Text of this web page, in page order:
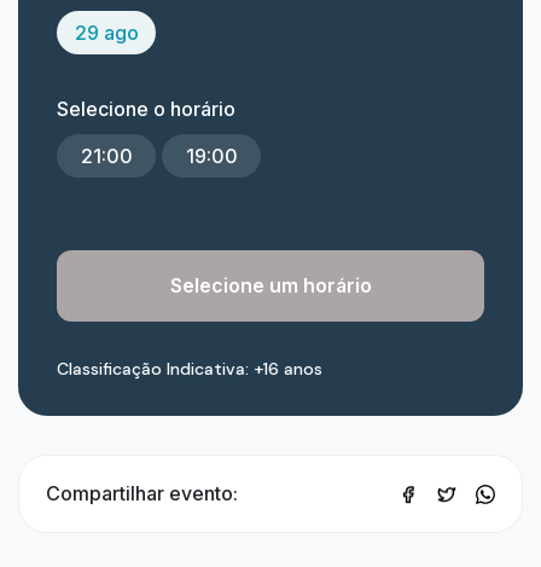
29 ago
Selecione o horário
21:00
19:00
Selecione um horário
Classificação Indicativa: +16 anos
Compartilhar evento: